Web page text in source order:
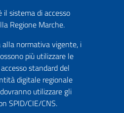
il sistema di accesso
Regione Marche.
normativa vigente, i
più utilizzare le
standard del
digitale regionale
utilizzare gli
SPID/CIE/CNS.